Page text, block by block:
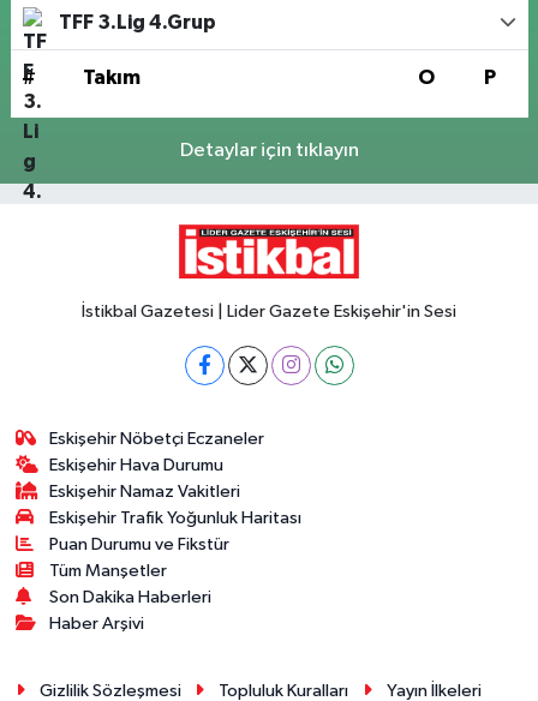
TFF 3.Lig 4.Grup
# Takım O P
Detaylar için tıklayın
İstikbal Gazetesi | Lider Gazete Eskişehir'in Sesi
Eskişehir Nöbetçi Eczaneler
Eskişehir Hava Durumu
Eskişehir Namaz Vakitleri
Eskişehir Trafik Yoğunluk Haritası
Puan Durumu ve Fikstür
Tüm Manşetler
Son Dakika Haberleri
Haber Arşivi
Gizlilik Sözleşmesi Topluluk Kuralları Yayın İlkeleri